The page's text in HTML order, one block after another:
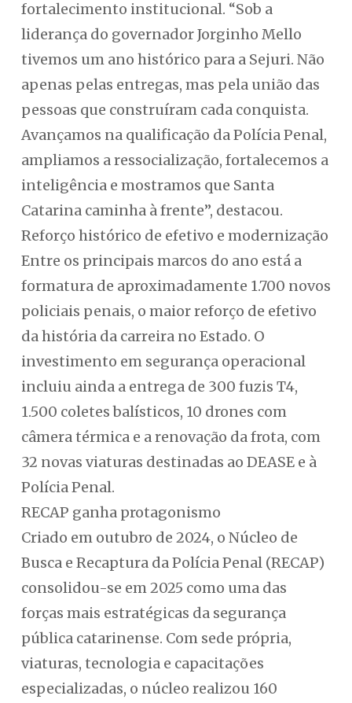
fortalecimento institucional. “Sob a
liderança do governador Jorginho Mello
tivemos um ano histórico para a Sejuri. Não
apenas pelas entregas, mas pela união das
pessoas que construíram cada conquista.
Avançamos na qualificação da Polícia Penal,
ampliamos a ressocialização, fortalecemos a
inteligência e mostramos que Santa
Catarina caminha à frente”, destacou.
Reforço histórico de efetivo e modernização
Entre os principais marcos do ano está a
formatura de aproximadamente 1.700 novos
policiais penais, o maior reforço de efetivo
da história da carreira no Estado. O
investimento em segurança operacional
incluiu ainda a entrega de 300 fuzis T4,
1.500 coletes balísticos, 10 drones com
câmera térmica e a renovação da frota, com
32 novas viaturas destinadas ao DEASE e à
Polícia Penal.
RECAP ganha protagonismo
Criado em outubro de 2024, o Núcleo de
Busca e Recaptura da Polícia Penal (RECAP)
consolidou-se em 2025 como uma das
forças mais estratégicas da segurança
pública catarinense. Com sede própria,
viaturas, tecnologia e capacitações
especializadas, o núcleo realizou 160